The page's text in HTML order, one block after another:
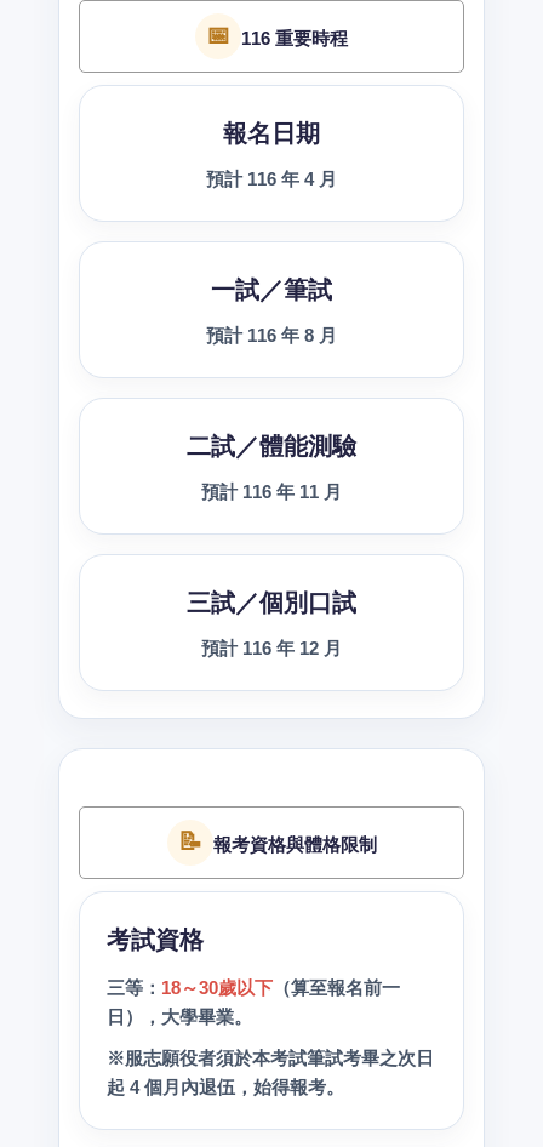
📅 116 重要時程
報名日期
預計 116 年 4 月
一試／筆試
預計 116 年 8 月
二試／體能測驗
預計 116 年 11 月
三試／個別口試
預計 116 年 12 月
📝 報考資格與體格限制
考試資格
三等： 18～30歲以下（算至報名前一
日），大學畢業。
※服志願役者須於本考試筆試考畢之次日
起 4 個月內退伍，始得報考。